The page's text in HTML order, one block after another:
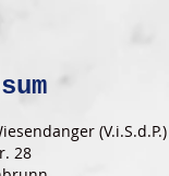
(V.i.S.d.P.)
28